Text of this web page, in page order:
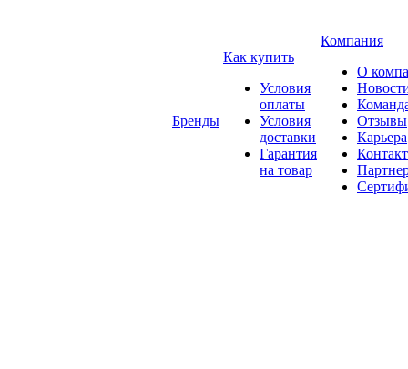
Бренды
Как купить
Условия
оплаты
Условия
доставки
Гарантия
на товар
Компания
О
Отзывы
Карьера